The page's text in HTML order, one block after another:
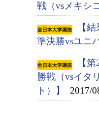
戦（vsメキシ
【
準決勝vsユニ
【
勝戦（vsイタ
ト）】
2017/